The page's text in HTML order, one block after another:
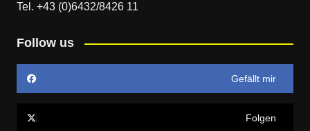
Tel. +43 (0)6432/8426 11
Follow us
Gefällt mir
Folgen